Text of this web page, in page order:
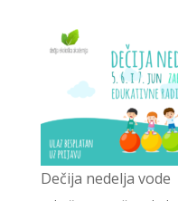
Dečija nedelja vode